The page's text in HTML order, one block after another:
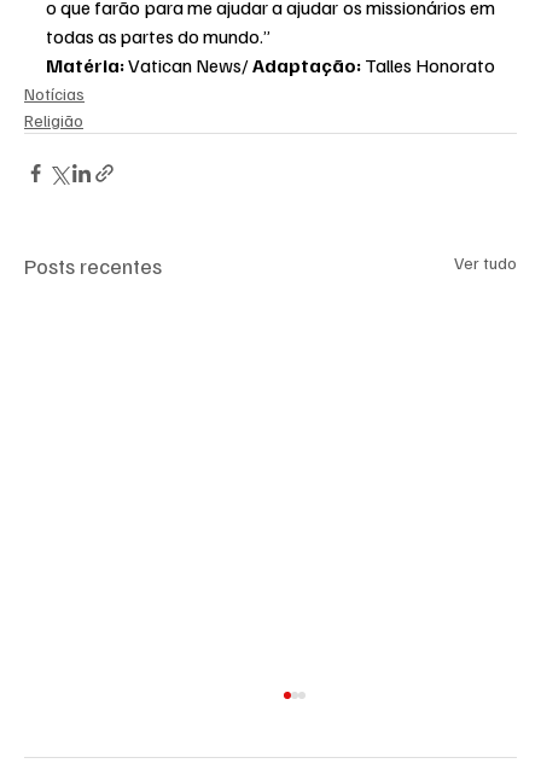
o que farão para me ajudar a ajudar os missionários em
todas as partes do mundo.”
Matéria: Vatican News/ Adaptação: Talles Honorato
Notícias
Religião
Posts recentes Ver tudo